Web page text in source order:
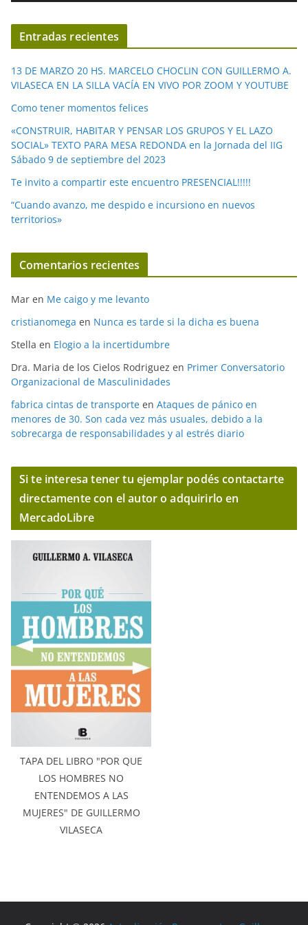
í
d
o
Entradas recientes
13 DE MARZO 20 HS. MARCELO CHOCLIN CON GUILLERMO A.
VILASECA EN LA SILLA VACÍA EN VIVO POR ZOOM Y YOUTUBE
Como tener momentos felices
«CONSTRUIR, HABITAR Y PENSAR LOS GRUPOS Y EL LAZO
SOCIAL» TEXTO PARA MESA REDONDA en la Jornada del IIG
Sábado 9 de septiembre del 2023
Te invito a compartir este encuentro PRESENCIAL!!!!!
“Cuando avanzo, me despido e incursiono en nuevos
territorios»
Comentarios recientes
Mar en Me caigo y me levanto
cristianomega en Nunca es tarde si la dicha es buena
Stella en Elogio a la incertidumbre
Dra. Maria de los Cielos Rodriguez en Primer Conversatorio
Organizacional de Masculinidades
fabrica cintas de transporte en Ataques de pánico en
menores de 30. Son cada vez más usuales, debido a la
sobrecarga de responsabilidades y al estrés diario
Si te interesa tener tu ejemplar podés contactarte
directamente con el autor o adquirirlo en
MercadoLibre
TAPA DEL LIBRO "POR QUE
LOS HOMBRES NO
ENTENDEMOS A LAS
MUJERES" DE GUILLERMO
VILASECA